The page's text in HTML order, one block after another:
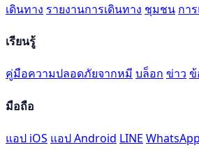
เดินทาง รายงานการเดินทาง ชุมชน กา
เรียนรู้
คู่มือความปลอดภัยจากหมี บล็อก ข่าว ข้
มือถือ
แอป iOS แอป Android LINE WhatsApp